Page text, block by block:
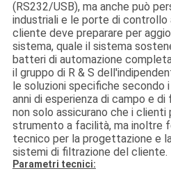
(RS232/USB), ma anche può
industriali e le porte di controllo
cliente deve preparare per
sistema, quale il sistema
batteri di automazione
il gruppo di R & S
le soluzioni specifiche secondo
anni di esperienza di campo e
non solo assicurano che i clienti
strumento a facilità, ma inoltre
tecnico per la progettazione e
sistemi di filtrazione del cliente.
Parametri tecnici: